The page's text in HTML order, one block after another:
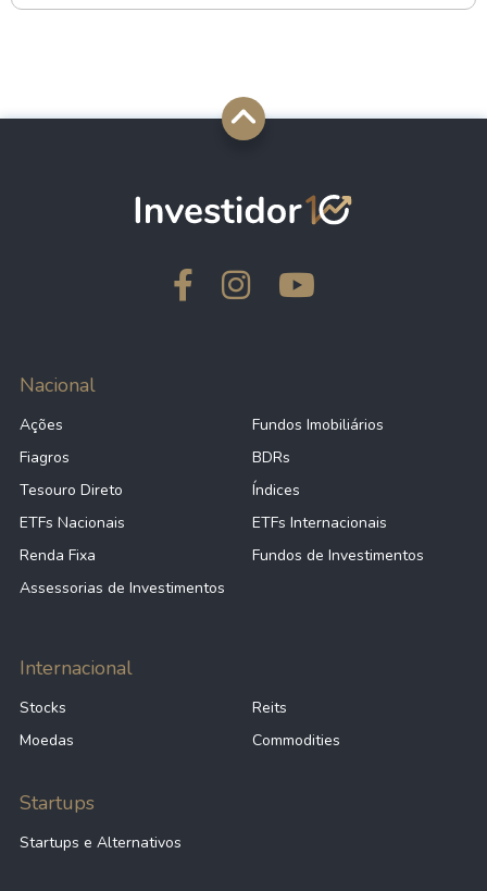
Nacional
Ações
Fundos Imobiliários
Fiagros
BDRs
Tesouro Direto
Índices
ETFs Nacionais
ETFs Internacionais
Renda Fixa
Fundos de Investimentos
Assessorias de Investimentos
Internacional
Stocks
Reits
Moedas
Commodities
Startups
Startups e Alternativos